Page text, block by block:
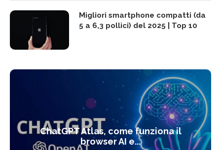
Migliori smartphone compatti (da
5 a 6,3 pollici) del 2025 | Top 10
ChatGPT Atlas, come funziona il
browser AI e...